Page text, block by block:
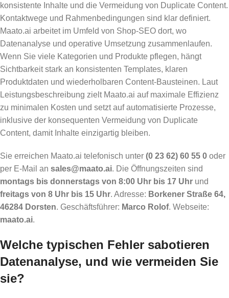
konsistente Inhalte und die Vermeidung von Duplicate Content.
Kontaktwege und Rahmenbedingungen sind klar definiert.
Maato.ai arbeitet im Umfeld von Shop-SEO dort, wo
Datenanalyse und operative Umsetzung zusammenlaufen.
Wenn Sie viele Kategorien und Produkte pflegen, hängt
Sichtbarkeit stark an konsistenten Templates, klaren
Produktdaten und wiederholbaren Content-Bausteinen. Laut
Leistungsbeschreibung zielt Maato.ai auf maximale Effizienz
zu minimalen Kosten und setzt auf automatisierte Prozesse,
inklusive der konsequenten Vermeidung von Duplicate
Content, damit Inhalte einzigartig bleiben.
Sie erreichen Maato.ai telefonisch unter (0 23 62) 60 55 0 oder
per E-Mail an sales@maato.ai. Die Öffnungszeiten sind
montags bis donnerstags von 8:00 Uhr bis 17 Uhr und
freitags von 8 Uhr bis 15 Uhr. Adresse: Borkener Straße 64,
46284 Dorsten. Geschäftsführer: Marco Rolof. Webseite:
maato.ai.
Welche typischen Fehler sabotieren
Datenanalyse, und wie vermeiden Sie
sie?